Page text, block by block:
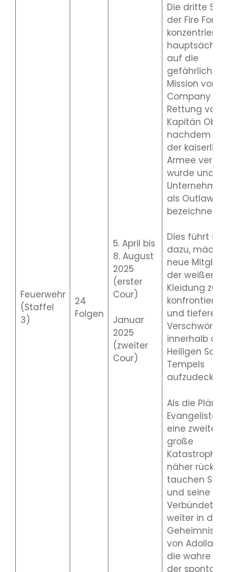
Feuerwehr
(Staffel
3)
24
Folgen
5. April bis
8. August
2025
(erster
Cour)
Januar
2025
(zweiter
Cour)
Die dritte
der Fire Force
konzentriert
auf die
gefährliche
Mission von
Company 8
Rettung von
Kapitän Obi,
nachdem er
der
Armee
wurde und
Unternehmen
als Outlaws
bezeichnet
Dies führt sie
dazu,
neue
der weißen
Kleidung zu
konfrontieren
und tiefere
innerhalb des
Heiligen Sol-
Tempels
aufzudecken.
Als die Pläne
Evangelisten
eine zweite
große
Katastrophe
näher rücken,
tauchen
und seine
Verbündeten
weiter in die
Geheimnisse
von Adolla
die wahre
der